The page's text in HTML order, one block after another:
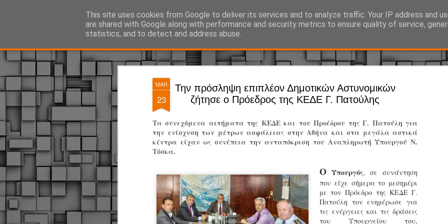
MAR
23
Την πρόσληψη επιπλέον Δημοτικών Αστυνομικών
ζήτησε ο Πρόεδρος της ΚΕΔΕ Γ. Πατούλης
Τα συνεχόμενα αιτήματα της ΚΕΔΕ και του Προέδρου της Γ. Πατούλη για
την ενίσχυση των μέτρων ασφάλειας στην Αθήνα και στα μεγάλα αστικά
κέντρα είχαν ως συνέπεια την ανταπόκριση του Αναπληρωτή Υπουργού Ν.
Τόσκα.
Ο Υπουργός, σε συνάντηση
που είχε σήμερα το μεσημέρι
με τον Πρόεδρο της ΚΕΔΕ Γ.
Πατούλη τον ενημέρωσε για
τις ενέργειες και τις δράσεις
του Υπουργείου του,
This site uses cookies from Google to deliver its services and to analyze traffic. Your IP address and
are shared with Google along with performance and security metrics to ensure quality of service,
statistics, and to detect and address abuse.
ΔΗΜΟΤΙΚΗ ΑΣΤΥΝΟΜΙΑ, τα νέα! Ό, τι συμβαίνει γύρω από τη Δημοτική Αστυνομία, την τοπική
JUL
29
Άργος -
Ξεκινά επίσημα η
καθώς από την 1η
επιχειρησιακή
παρουσία του Δήμου
χώρους.
Η νέα υπηρεσία θα